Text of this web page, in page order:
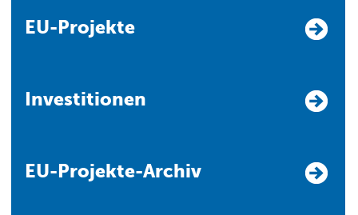
EU-Projekte
Investitionen
EU-Projekte-Archiv